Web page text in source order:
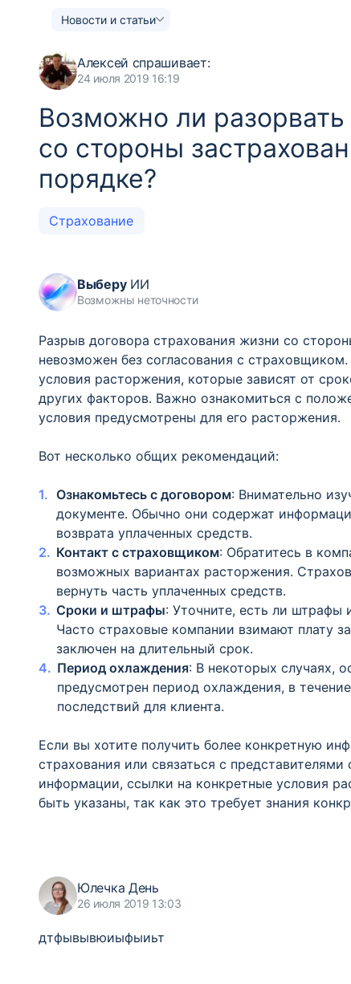
Новости и статьи
Алексей спрашивает:
24 июля 2019 16:19
Возможно ли
со стороны
порядке?
Страхование
ВыберуИИ
Возможны неточности
Разрыв договора страхования жизни со
невозможен без согласования с
условия расторжения, которые зависят от
других факторов. Важно ознакомиться с
условия предусмотрены для его расторжения.
Вот несколько общих рекомендаций:
Ознакомьтесь с договором: Внимательно
документе. Обычно они содержат
возврата уплаченных средств.
Контакт с страховщиком: Обратитесь в
возможных вариантах расторжения.
вернуть часть уплаченных средств.
Сроки и штрафы: Уточните, есть ли штрафы
Часто страховые компании взимают плату
заключен на длительный срок.
Период охлаждения: В некоторых случаях,
предусмотрен период охлаждения, в
последствий для клиента.
Если вы хотите получить более конкретную
страхования или связаться с
информации, ссылки на конкретные условия
быть указаны, так как это требует знания
Юлечка День
26 июля 2019 13:03
дтфывывюиыфыиьт